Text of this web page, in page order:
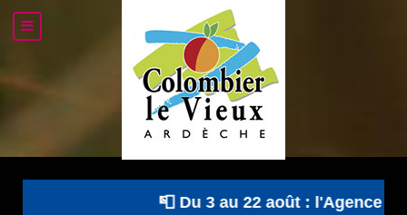
📮 Du 3 au 22 août : l'Agence